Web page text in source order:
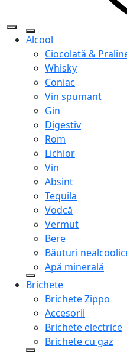
Alcool
Ciocolată &
Whisky
Coniac
Vin spumant
Gin
Digestiv
Rom
Lichior
Vin
Absint
Tequila
Vodcă
Vermut
Bere
Băuturi
Apă minerală
Brichete
Brichete Zippo
Accesorii
Brichete electrice
Brichete cu gaz